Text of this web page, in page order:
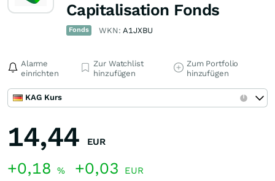
Capitalisation Fonds
Fonds WKN:A1JXBU
Alarme
einrichten
Zur Watchlist
hinzufügen
Zum Portfolio
hinzufügen
KAG Kurs
14,44 EUR
+0,18 % +0,03 EUR